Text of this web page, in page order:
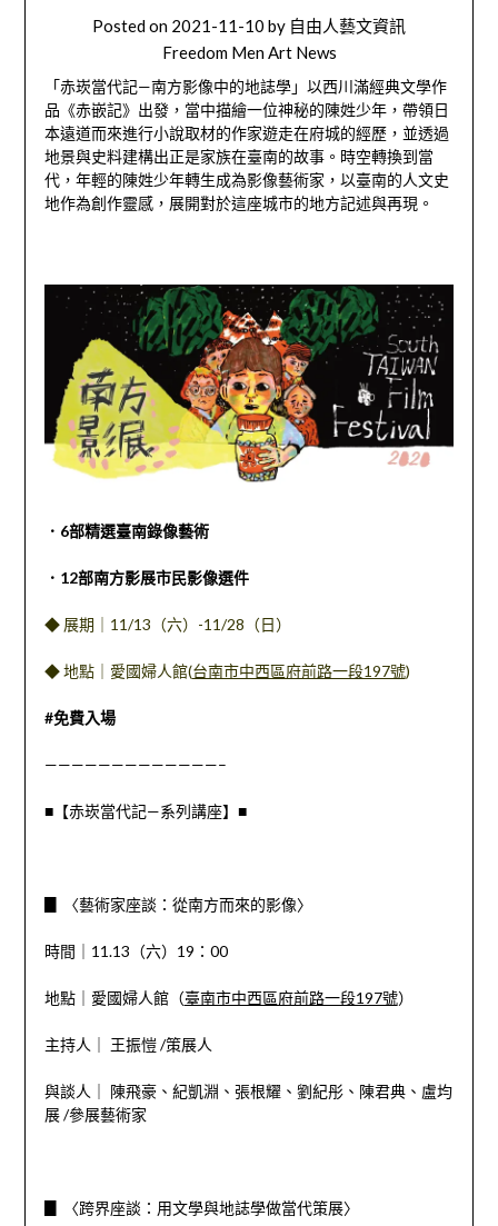
Posted on 2021-11-10 by 自由人藝文資訊
Freedom Men Art News
「赤崁當代記—南方影像中的地誌學」以西川滿經典文學作
品《赤嵌記》出發，當中描繪一位神秘的陳姓少年，帶領日
本遠道而來進行小說取材的作家遊走在府城的經歷，並透過
地景與史料建構出正是家族在臺南的故事。時空轉換到當
代，年輕的陳姓少年轉生成為影像藝術家，以臺南的人文史
地作為創作靈感，展開對於這座城市的地方記述與再現。
．6部精選臺南錄像藝術
．12部南方影展市民影像選件
◆ 展期｜11/13（六）-11/28（日）
◆ 地點｜愛國婦人館(台南市中西區府前路一段197號)
#免費入場
—————————————–
■【赤崁當代記—系列講座】■
〈藝術家座談：從南方而來的影像〉
時間｜11.13（六）19：00
地點｜愛國婦人館（臺南市中西區府前路一段197號）
主持人｜ 王振愷 /策展人
與談人｜ 陳飛豪、紀凱淵、張根耀、劉紀彤、陳君典、盧均
展 /參展藝術家
〈跨界座談：用文學與地誌學做當代策展〉